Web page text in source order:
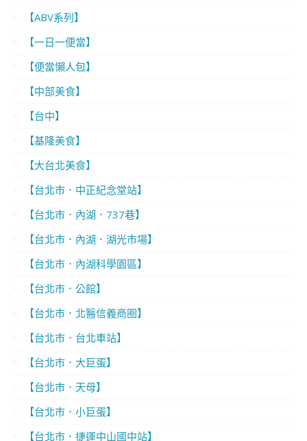
【ABV系列】
【一日一便當】
【便當懶人包】
【中部美食】
【台中】
【基隆美食】
【大台北美食】
【台北市．中正紀念堂站】
【台北市．內湖．737巷】
【台北市．內湖．湖光市場】
【台北市．內湖科學園區】
【台北市．公館】
【台北市．北醫信義商圈】
【台北市．台北車站】
【台北市．大巨蛋】
【台北市．天母】
【台北市．小巨蛋】
【台北市．捷運中山國中站】